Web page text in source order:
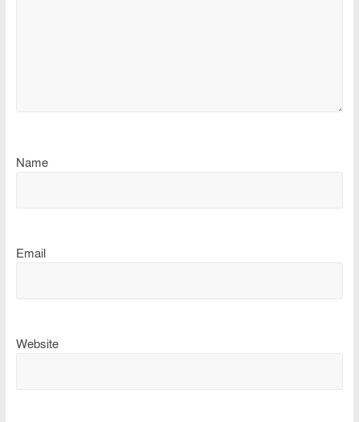
Name
Email
Website